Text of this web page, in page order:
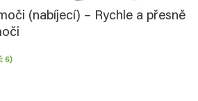
(nabíjecí) – Rychle a přesně
6)